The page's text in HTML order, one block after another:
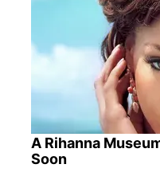
A Rihanna
Soon